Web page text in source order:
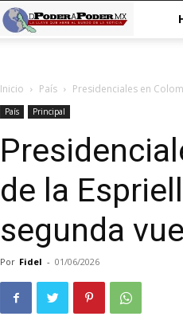
a
Inicio País Presidenciales en
País Principal
de la
segunda
Por Fidel - 01/06/2026